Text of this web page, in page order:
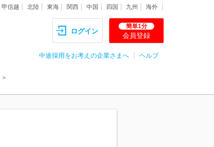
甲信越 北陸 東海 関西 中国 四国 九州 海外
ログイン
簡単1分
会員登録
中途採用をお考えの企業さまへ ヘルプ